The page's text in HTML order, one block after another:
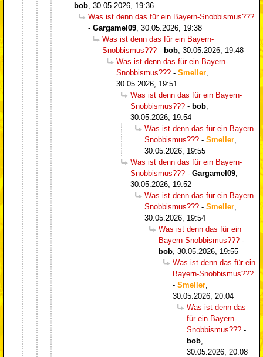
bob 30.05.2026, 19:36
Was ist denn das für ein Bayern-Snobbismus???
- Gargamel09 30.05.2026, 19:38
Was ist denn das für ein Bayern-
Snobbismus??? - bob 30.05.2026, 19:48
Was ist denn das für ein Bayern-
Snobbismus??? - Smeller
30.05.2026, 19:51
Was ist denn das für ein Bayern-
Snobbismus??? - bob
30.05.2026, 19:54
Was ist denn das für ein Bayern-
Snobbismus??? - Smeller
30.05.2026, 19:55
Was ist denn das für ein Bayern-
Snobbismus??? - Gargamel09
30.05.2026, 19:52
Was ist denn das für ein Bayern-
Snobbismus??? - Smeller
30.05.2026, 19:54
Was ist denn das für ein
Bayern-Snobbismus??? -
bob 30.05.2026, 19:55
Was ist denn das für ein
Bayern-Snobbismus???
- Smeller
30.05.2026, 20:04
Was ist denn das
für ein Bayern-
Snobbismus??? -
bob
30.05.2026, 20:08